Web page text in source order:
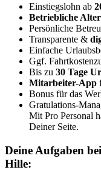
Einstiegslohn ab
Betriebliche
Persönliche
Transparente &
Einfache
Ggf.
Bis zu 30 Tage
Mitarbeiter-App
Bonus für das
Gratulations-
Mit Pro Personal
Deiner Seite.
Deine Aufgaben
Hille: